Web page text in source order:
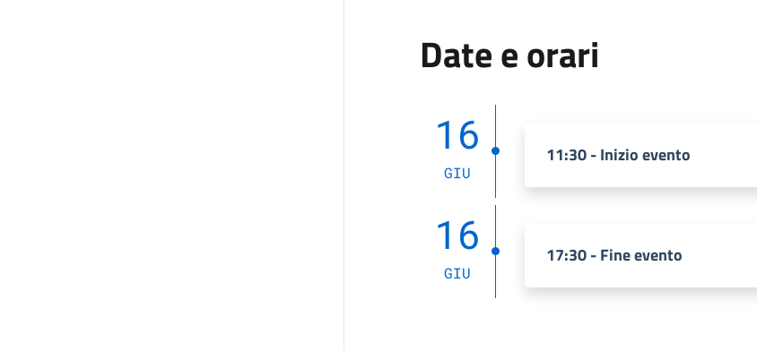
Date e orari
16
GIU
11:30 - Inizio evento
16
GIU
17:30 - Fine evento